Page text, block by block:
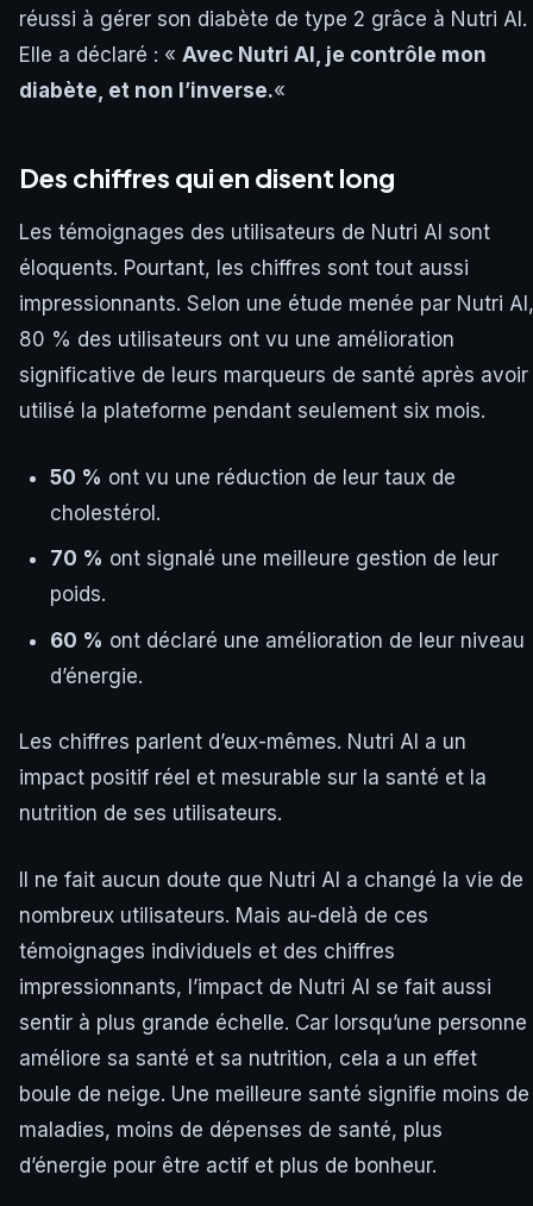
réussi à gérer son diabète de type 2 grâce à Nutri AI.
Elle a déclaré : « Avec Nutri AI, je contrôle mon
diabète, et non l’inverse.«
Des chiffres qui en disent long
Les témoignages des utilisateurs de Nutri AI sont
éloquents. Pourtant, les chiffres sont tout aussi
impressionnants. Selon une étude menée par Nutri AI,
80 % des utilisateurs ont vu une amélioration
significative de leurs marqueurs de santé après avoir
utilisé la plateforme pendant seulement six mois.
50 % ont vu une réduction de leur taux de
cholestérol.
70 % ont signalé une meilleure gestion de leur
poids.
60 % ont déclaré une amélioration de leur niveau
d’énergie.
Les chiffres parlent d’eux-mêmes. Nutri AI a un
impact positif réel et mesurable sur la santé et la
nutrition de ses utilisateurs.
Il ne fait aucun doute que Nutri AI a changé la vie de
nombreux utilisateurs. Mais au-delà de ces
témoignages individuels et des chiffres
impressionnants, l’impact de Nutri AI se fait aussi
sentir à plus grande échelle. Car lorsqu’une personne
améliore sa santé et sa nutrition, cela a un effet
boule de neige. Une meilleure santé signifie moins de
maladies, moins de dépenses de santé, plus
d’énergie pour être actif et plus de bonheur.